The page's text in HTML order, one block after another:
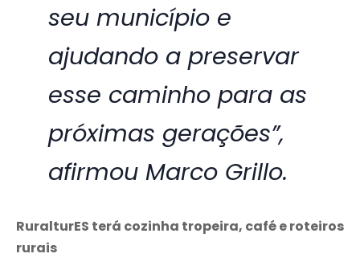
seu município e
ajudando a preservar
esse caminho para as
próximas gerações”,
afirmou Marco Grillo.
RuralturES terá cozinha tropeira, café e roteiros
rurais